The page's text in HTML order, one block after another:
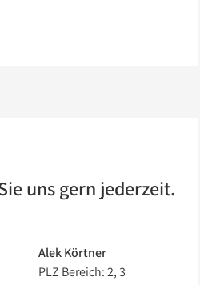
uns gern jederzeit.
Alek Körtner
PLZ Bereich: 2, 3